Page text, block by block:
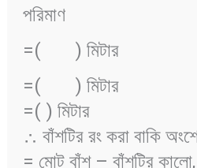
পরিমাণ
=(
) মিটার
=(
) মিটার
=( ) মিটার
∴ বাঁশটির রং করা বাকি
= মোট বাঁশ – বাঁশটির